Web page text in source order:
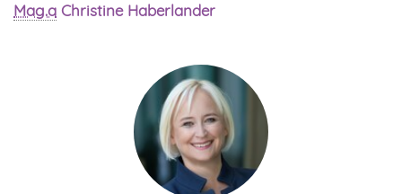
Mag.a Christine Haberlander